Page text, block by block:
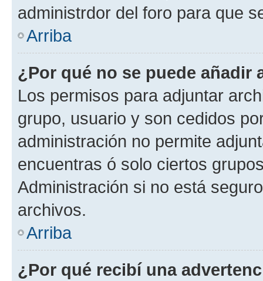
administrdor del foro para que
Arriba
¿Por qué no se puede añadir
Los permisos para adjuntar
grupo, usuario y son cedidos
administración no permite
encuentras ó solo ciertos
Administración si no está
archivos.
Arriba
¿Por qué recibí una